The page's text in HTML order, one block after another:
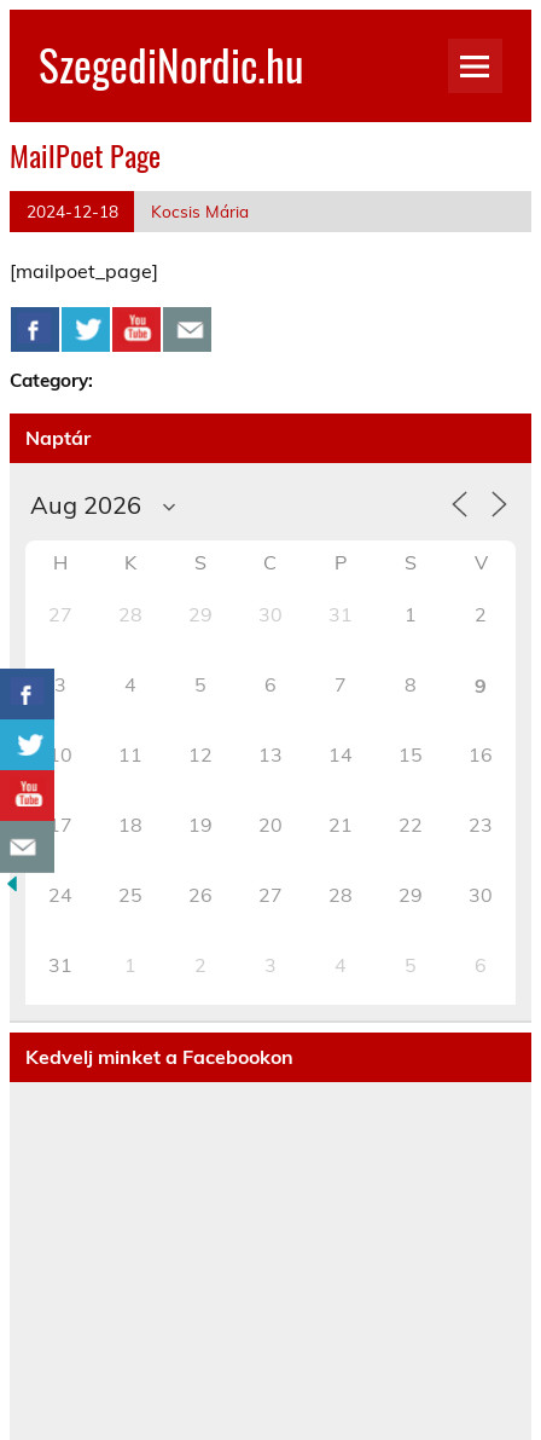
Skip
contentSzegediNordic.hu
MailPoet Page
2024-12-18 Kocsis Mária
[mailpoet_page]
Category:
Naptár
H K S C P S V
27 28 29 30 31 1 2
3 4 5 6 7 8 9
10 11 12 13 14 15 16
17 18 19 20 21 22 23
24 25 26 27 28 29 30
31 1 2 3 4 5 6
Kedvelj minket a Facebookon